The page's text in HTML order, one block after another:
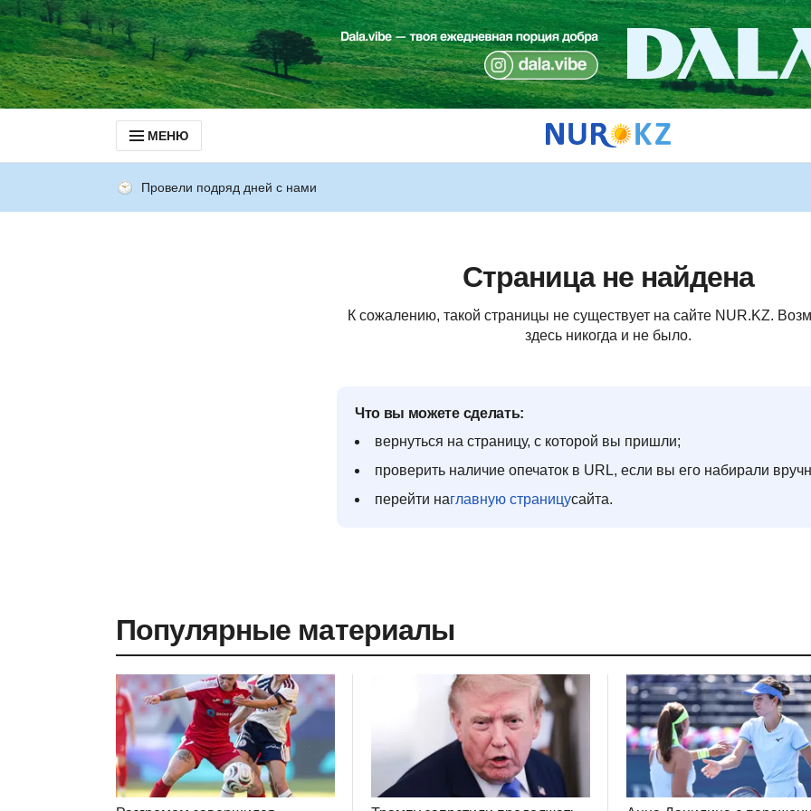
МЕНЮ
Провели подряд дней с нами
Страница не найдена
К сожалению, такой страницы не существует на сайте NUR.KZ.
здесь никогда и не было.
Что вы можете сделать:
вернуться на страницу, с которой вы пришли;
проверить наличие опечаток в URL, если вы его набирали
перейти наглавную страницусайта.
Популярные материалы